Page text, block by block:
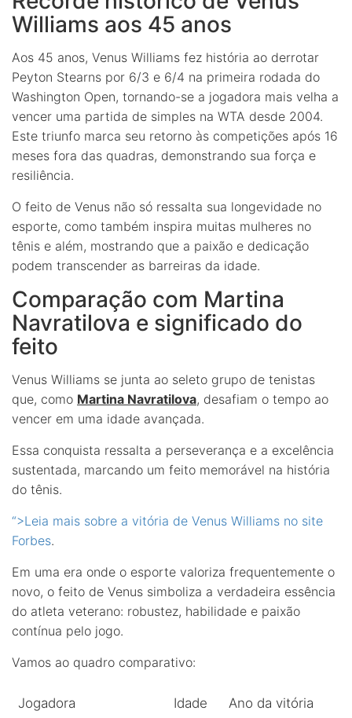
Williams aos 45 anos
Aos 45 anos, Venus Williams fez história ao derrotar
Peyton Stearns por 6/3 e 6/4 na primeira rodada do
Washington Open, tornando-se a jogadora mais velha a
vencer uma partida de simples na WTA desde 2004.
Este triunfo marca seu retorno às competições após 16
meses fora das quadras, demonstrando sua força e
resiliência.
O feito de Venus não só ressalta sua longevidade no
esporte, como também inspira muitas mulheres no
tênis e além, mostrando que a paixão e dedicação
podem transcender as barreiras da idade.
Comparação com Martina
Navratilova e significado do
feito
Venus Williams se junta ao seleto grupo de tenistas
que, como Martina Navratilova, desafiam o tempo ao
vencer em uma idade avançada.
Essa conquista ressalta a perseverança e a excelência
sustentada, marcando um feito memorável na história
do tênis.
“>Leia mais sobre a vitória de Venus Williams no site
Forbes.
Em uma era onde o esporte valoriza frequentemente o
novo, o feito de Venus simboliza a verdadeira essência
do atleta veterano: robustez, habilidade e paixão
contínua pelo jogo.
Vamos ao quadro comparativo:
Jogadora Idade Ano da vitória